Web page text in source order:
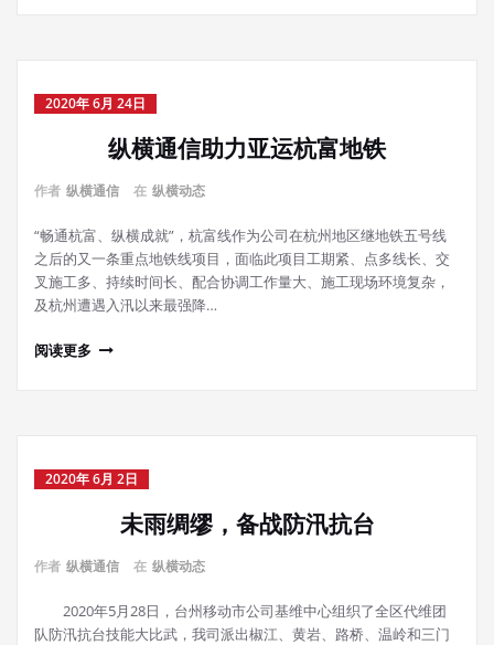
2020年 6月 24日
纵横通信助力亚运杭富地铁
作者 纵横通信 在 纵横动态
“畅通杭富、纵横成就”，杭富线作为公司在杭州地区继地铁五号线
之后的又一条重点地铁线项目，面临此项目工期紧、点多线长、交
叉施工多、持续时间长、配合协调工作量大、施工现场环境复杂，
及杭州遭遇入汛以来最强降…
阅读更多
2020年 6月 2日
未雨绸缪，备战防汛抗台
作者 纵横通信 在 纵横动态
2020年5月28日，台州移动市公司基维中心组织了全区代维团
队防汛抗台技能大比武，我司派出椒江、黄岩、路桥、温岭和三门